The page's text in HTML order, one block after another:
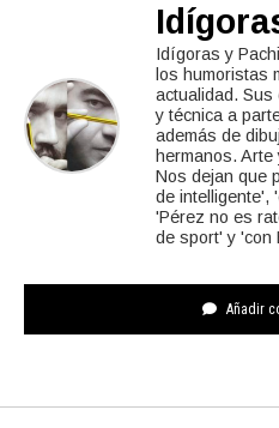
Idígoras y
los humoristas
actualidad.
y técnica a
además de
hermanos.
Nos dejan que
de intelligente',
'Pérez no es
de sport' y 'con
Añadir